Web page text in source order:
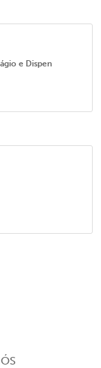
e Dispen